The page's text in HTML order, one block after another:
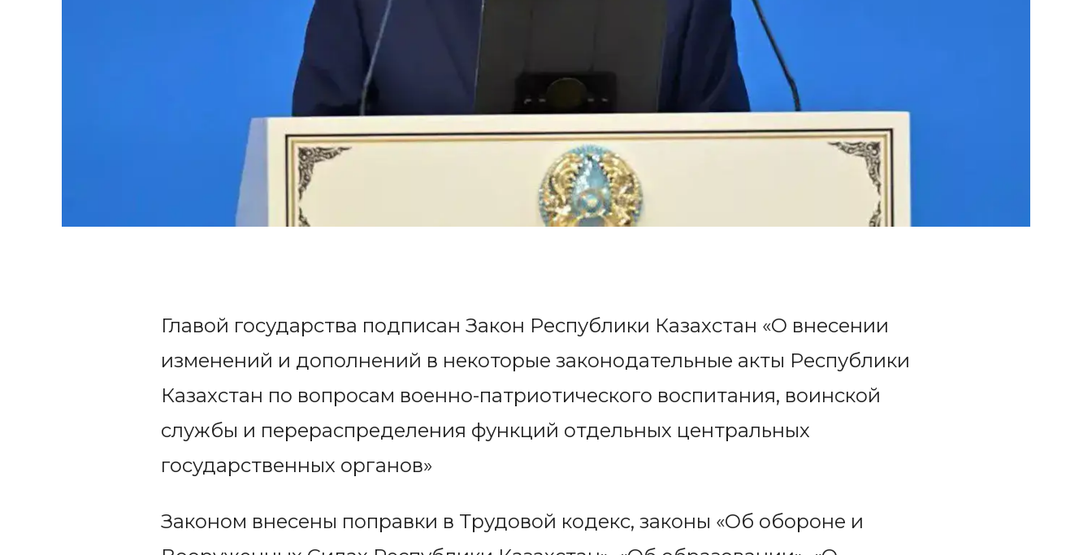
Главой государства подписан Закон Республики Казахстан «О внесении
изменений и дополнений в некоторые законодательные акты Республики
Казахстан по вопросам военно-патриотического воспитания, воинской
службы и перераспределения функций отдельных центральных
государственных органов»
Законом внесены поправки в Трудовой кодекс, законы «Об обороне и